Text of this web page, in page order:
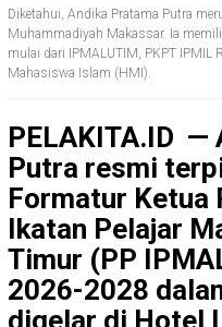
Diketahui, Andika Pratama Putra
Muhammadiyah Makassar. Ia
mulai dari IPMALUTIM, PKPT
Mahasiswa Islam (HMI).
PELAKITA.ID —
Putra resmi
Formatur Ketua
Ikatan Pelajar
Timur (PP
2026-2028
digelar di Hotel